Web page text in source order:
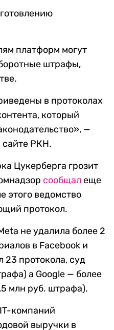
платформ могут
штрафы,
в протоколах
который
—
сайте РКН.
Цукерберга грозит
сообщал еще
этого ведомство
протокол.
не удалила более 2
в Facebook и
23 протокола, суд
а Google — более
млн руб. штрафа).
компаний
выручки в